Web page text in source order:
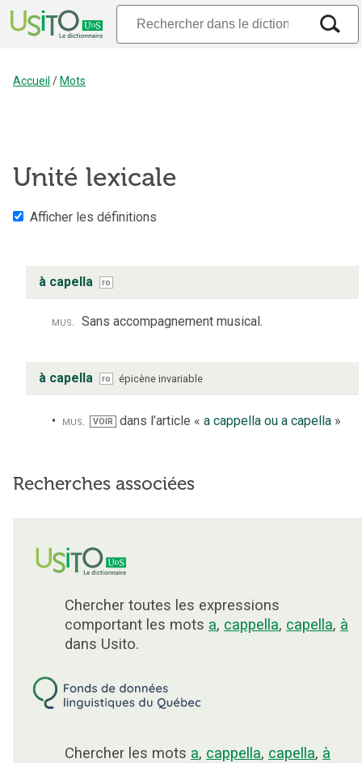
Accueil / Mots
Unité lexicale
Afficher les définitions
à capella ro
mus. Sans accompagnement musical.
à capella ro épicène invariable
mus. VOIR dans l’article « a cappella ou a capella»
Recherches associées
Chercher toutes les expressions
comportant les mots a, cappella, capella, à
dans Usito.
Chercher les mots a, cappella, capella, à